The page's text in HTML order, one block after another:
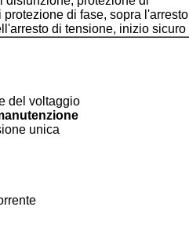
di fase, sopra l'arresto
di tensione, inizio sicuro
del voltaggio
unica